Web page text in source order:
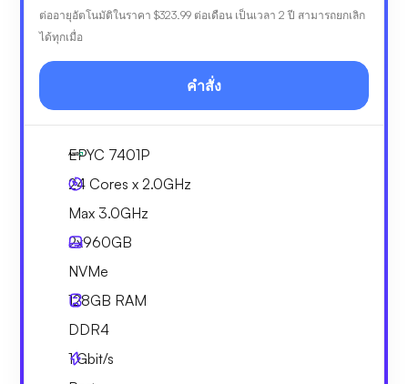
ต่ออายุอัตโนมัติในราคา $323.99 ต่อเดือน เป็นเวลา 2 ปี สามารถยกเลิก
ได้ทุกเมื่อ
คำสั่ง
EPYC 7401P
24 Cores x 2.0GHz
Max 3.0GHz
2x960GB
NVMe
128GB RAM
DDR4
1Gbit/s